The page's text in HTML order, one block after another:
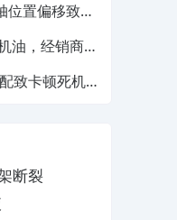
位置偏移致发
油，经销商推
致卡顿死机，
断裂